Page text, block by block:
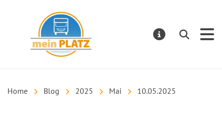
Suchen
Home Blog 2025 Mai 10.05.2025